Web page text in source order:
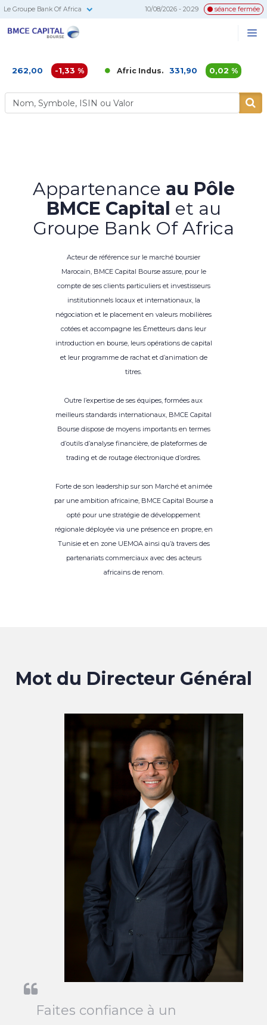
Le Groupe Bank Of Africa 10/08/2026 - 20:29 séance fermée
-1,33 % Afric Indus. 331,90 0,02 %
Appartenance au Pôle
BMCE Capital et au
Groupe Bank Of Africa
Acteur de référence sur le marché boursier
Marocain, BMCE Capital Bourse assure, pour le
compte de ses clients particuliers et investisseurs
institutionnels locaux et internationaux, la
négociation et le placement en valeurs mobilières
cotées et accompagne les Émetteurs dans leur
introduction en bourse, leurs opérations de capital
et leur programme de rachat et d’animation de
titres.
Outre l’expertise de ses équipes, formées aux
meilleurs standards internationaux, BMCE Capital
Bourse dispose de moyens importants en termes
d’outils d’analyse financière, de plateformes de
trading et de routage électronique d’ordres.
Forte de son leadership sur son Marché et animée
par une ambition africaine, BMCE Capital Bourse a
opté pour une stratégie de développement
régionale déployée via une présence en propre, en
Tunisie et en zone UEMOA ainsi qu’à travers des
partenariats commerciaux avec des acteurs
africains de renom.
Mot du Directeur Général
Faites confiance à un